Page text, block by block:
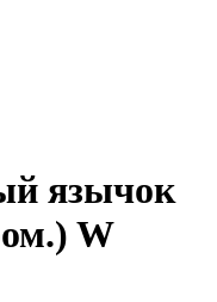
язычок
W